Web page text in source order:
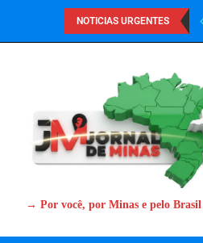
NOTICIAS URGENTES
→ Por você, por Minas e pelo Brasil